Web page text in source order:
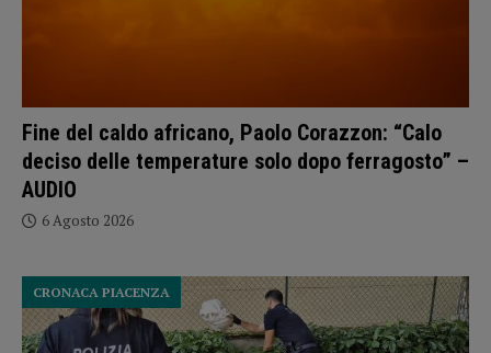
Fine del caldo africano, Paolo Corazzon: “Calo
deciso delle temperature solo dopo ferragosto” –
AUDIO
6 Agosto 2026
CRONACA PIACENZA